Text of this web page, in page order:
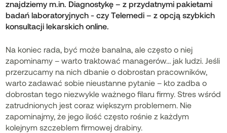
znajdziemy m.in. Diagnostykę– z przydatnymi pakietami
badań laboratoryjnych - czyTelemedi – z opcją szybkich
konsultacji lekarskich online.
Na koniec rada, być może banalna, ale często o niej
zapominamy – warto traktować managerów… jak ludzi. Jeśli
przerzucamy na nich dbanie o dobrostan pracowników,
warto zadawać sobie nieustanne pytanie – kto zadba o
dobrostan tego niezwykle ważnego filaru firmy. Stres wśród
zatrudnionych jest coraz większym problemem. Nie
zapominajmy, że jego ilość często rośnie z każdym
kolejnym szczeblem firmowej drabiny.